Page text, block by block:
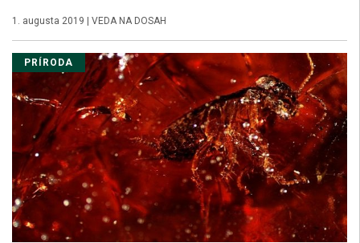
1. augusta 2019 | VEDA NA DOSAH
PRÍRODA